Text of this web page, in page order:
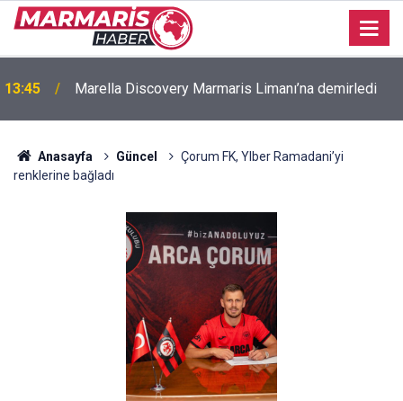
13:45 Marella Discovery Marmaris Limanı’na demirledi
Anasayfa Güncel
Çorum FK, Ylber Ramadani’yi
renklerine bağladı